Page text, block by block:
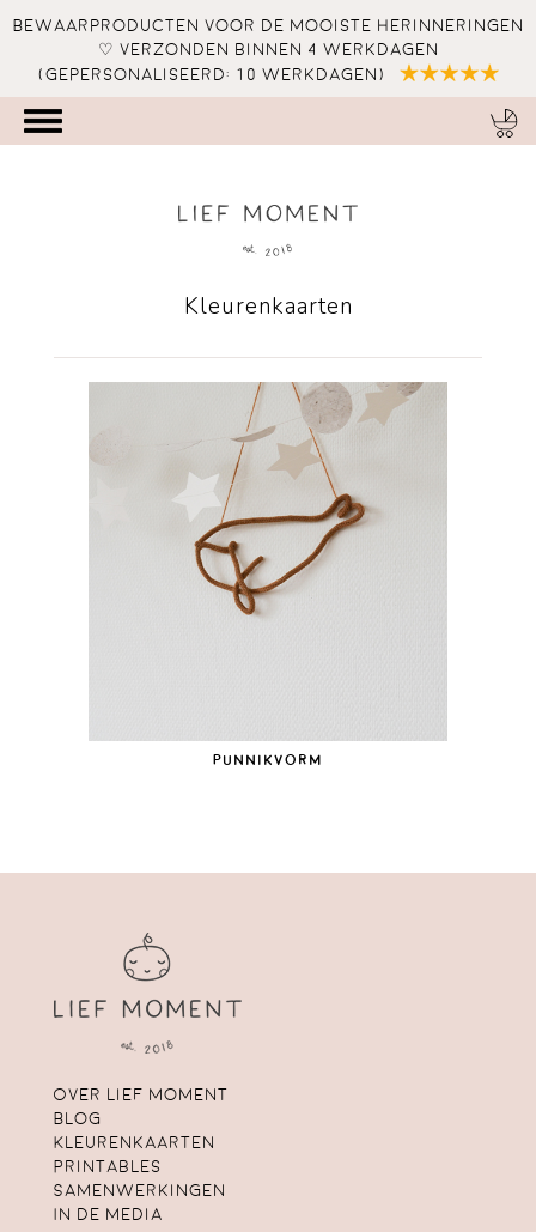
Bewaarproducten voor de mooiste herinneringen
♡ verzonden binnen 4 werkdagen
(gepersonaliseerd: 10 werkdagen)
Kleurenkaarten
Punnikvorm
Over lief moment
Blog
Kleurenkaarten
Printables
Samenwerkingen
In de media